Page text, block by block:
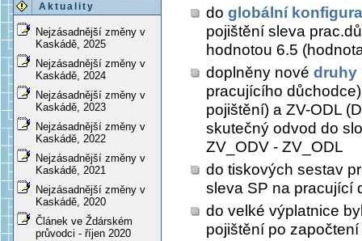
Aktuality
Nejzásadnější změny v
Kaskádě, 2025
Nejzásadnější změny v
Kaskádě, 2024
Nejzásadnější změny v
Kaskádě, 2023
Nejzásadnější změny v
Kaskádě, 2022
Nejzásadnější změny v
Kaskádě, 2021
Nejzásadnější změny v
Kaskádě, 2020
Článek ve Ždárském
průvodci - říjen 2020
do globální
pojištění sleva
hodnotou 6.5
doplněny nové druhy
pracujícího
pojištění) a ZV-ODL
skutečný odvod do
ZV_ODV - ZV_ODL
do tiskových sestav
sleva SP na pracující
do velké výplatnice
pojištění po